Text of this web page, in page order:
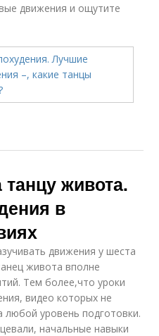
движения и ощутите
живота.
в
движения у шеста
живота вполне
Тем более,что уроки
видео которых не
любой уровень подготовки.
начальные навыки